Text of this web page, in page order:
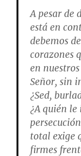
A pesar de
está en
debemos
corazones
en
Señor, sin
¿Sed,
¿A quién
total exige
firmes